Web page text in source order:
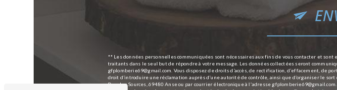
** Les données personnelles communiquées sont nécessaires aux fins de vous contacter et
traitants dans le seul but de répondre à votre message. Les données collectées seront
gfplomberie69@gmail.com. Vous disposez de droits d’accès, de rectification, d’effacement,
droit d’introduire une réclamation auprès d’une autorité de contrôle, ainsi que d’organiser le
Rue des Sources, 69480 Anse ou par courrier électronique à l'adresse